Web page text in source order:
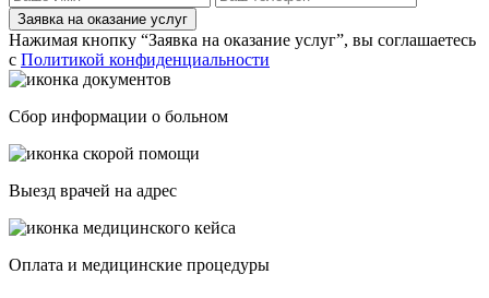
Заявка на оказание услуг
Нажимая кнопку “Заявка на оказание услуг”, вы соглашаетесь
с Политикой конфиденциальности
Сбор информации о больном
Выезд врачей на адрес
Оплата и медицинские процедуры